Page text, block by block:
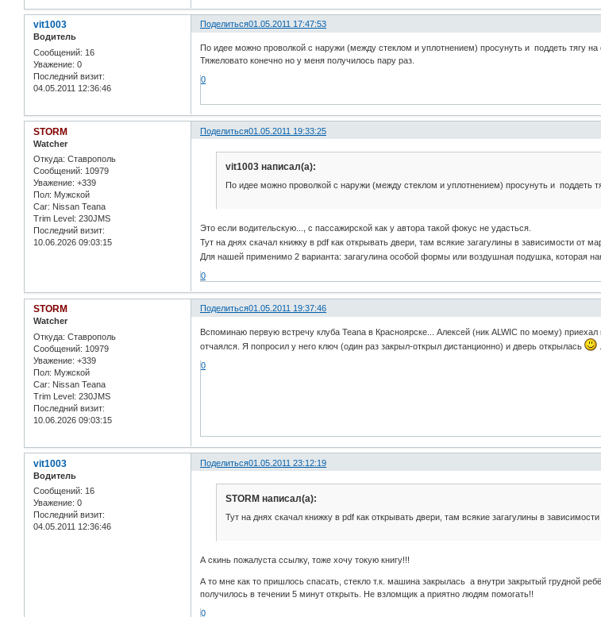
Поделиться01.05.2011 17:47:53
vit1003
Водитель
Сообщений: 16
Уважение: 0
Последний визит:
04.05.2011 12:36:46
По идее можно проволкой с наружи (между стеклом и уплотнением) просунуть и поддеть тягу
Тяжеловато конечно но у меня получилось пару раз.
0
Поделиться01.05.2011 19:33:25
STORM
Watcher
Откуда: Ставрополь
Сообщений: 10979
Уважение: +339
Пол: Мужской
Car: Nissan Teana
Trim Level: 230JMS
Последний визит:
10.06.2026 09:03:15
vit1003 написал(а):
По идее можно проволкой с наружи (между стеклом и уплотнением) просунуть и поддеть
Это если водительскую..., с пассажирской как у автора такой фокус не удасться.
Тут на днях скачал книжку в pdf как открывать двери, там всякие загагулины в зависимости от
Для нашей применимо 2 варианта: загагулина особой формы или воздушная подушка, которая
0
Поделиться01.05.2011 19:37:46
STORM
Watcher
Откуда: Ставрополь
Сообщений: 10979
Уважение: +339
Пол: Мужской
Car: Nissan Teana
Trim Level: 230JMS
Последний визит:
10.06.2026 09:03:15
Вспоминаю первую встречу клуба Teana в Красноярске... Алексей (ник ALWIC по моему)
отчаялся. Я попросил у него ключ (один раз закрыл-открыл дистанционно) и дверь открылась
0
Поделиться01.05.2011 23:12:19
vit1003
Водитель
Сообщений: 16
Уважение: 0
Последний визит:
04.05.2011 12:36:46
STORM написал(а):
Тут на днях скачал книжку в pdf как открывать двери, там всякие загагулины в
А скинь пожалуста ссылку, тоже хочу токую книгу!!!
А то мне как то пришлось спасать, стекло т.к. машина закрылась а внутри закрытый грудной
получилось в течении 5 минут открыть. Не взломщик а приятно людям помогать!!
0